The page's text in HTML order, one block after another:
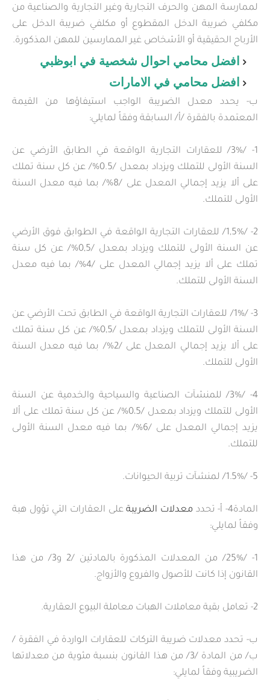
لممارسة المهن والحرف التجارية وغير التجارية والصناعية من
مكلفي ضريبة الدخل المقطوع أو مكلفي ضريبة الدخل على
الأرباح الحقيقية أو الأشخاص غير الممارسين للمهن المذكورة.
افضل محامي احوال شخصية في ابوظبي
افضل محامي في الامارات
ب- يحدد معدل الضريبة الواجب استيفاؤها من القيمة
المعتمدة بالفقرة /أ/ السابقة وفقاً لمايلي:
1- /3%/ للعقارات التجارية الواقعة في الطابق الأرضي عن
السنة الأولى للتملك ويزداد بمعدل /0.5%/ عن كل سنة تملك
على ألا يزيد إجمالي المعدل على /8%/ بما فيه معدل السنة
الأولى للتملك.
2- /1,5%/ للعقارات التجارية الواقعة في الطوابق فوق الأرضي
عن السنة الأولى للتملك ويزداد بمعدل /0,5%/ عن كل سنة
تملك على ألا يزيد إجمالي المعدل على /4%/ بما فيه معدل
السنة الأولى للتملك.
3- /1%/ للعقارات التجارية الواقعة في الطابق تحت الأرضي عن
السنة الأولى للتملك ويزداد بمعدل /0,5%/ عن كل سنة تملك
على ألا يزيد إجمالي المعدل على /2%/ بما فيه معدل السنة
الأولى للتملك.
4- /3%/ للمنشآت الصناعية والسياحية والخدمية عن السنة
الأولى للتملك ويزداد بمعدل /0،5%/ عن كل سنة تملك على ألا
يزيد إجمالي المعدل على /6%/ بما فيه معدل السنة الأولى
للتملك.
5- /1.5%/ لمنشآت تربية الحيوانات.
المادة4- أ- تحدد معدلات الضريبةعلى العقارات التي تؤول هبة
وفقاً لمايلي:
1- /25%/ من المعدلات المذكورة بالمادتين /2 و3/ من هذا
القانون إذا كانت للأصول والفروع والأزواج.
2- تعامل بقية معاملات الهبات معاملة البيوع العقارية.
ب- تحدد معدلات ضريبة التركات للعقارات الواردة في الفقرة /
ب/ من المادة /3/ من هذا القانون بنسبة مئوية من معدلاتها
الضريبية وفقاً لمايلي: